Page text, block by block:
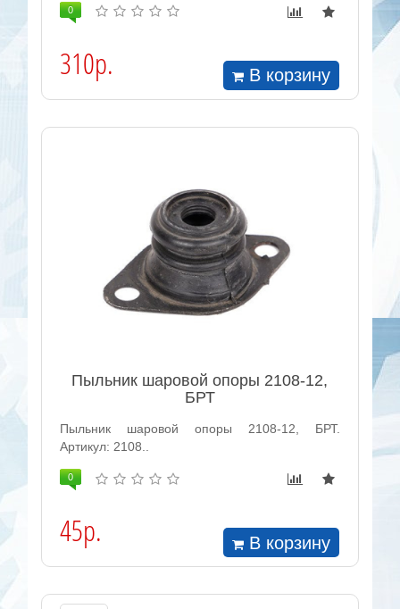
0
310р. В корзину
Пыльник шаровой опоры 2108-12,
БРТ
Пыльник шаровой опоры 2108-12, БРТ.
Артикул: 2108..
0
45р. В корзину